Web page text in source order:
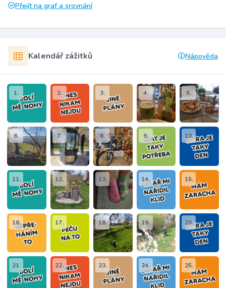
Přejít na graf a srovnání
Kalendář zážitků Nápověda
1. 2. 3. 4. 5.
6. 7. 8. 9. 10.
11. 12. 13. 14. 15.
16. 17. 18. 19. 20.
21. 22. 23. 24. 25.